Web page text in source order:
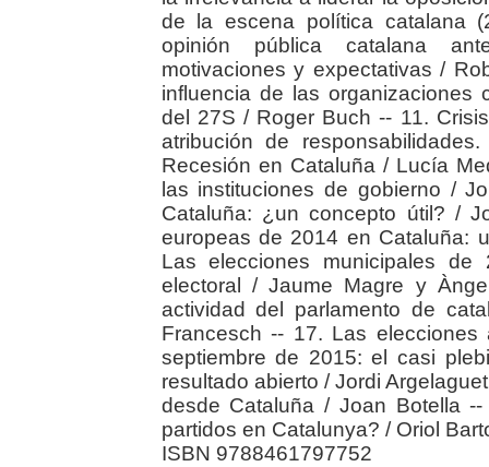
de la escena política catalana
opinión pública catalana
motivaciones y expectativas /
influencia de las organizaciones
del 27S / Roger Buch -- 11.
atribución de
Recesión en Cataluña / Lucía
las instituciones de gobierno /
Cataluña: ¿un concepto útil? /
europeas de 2014 en Cataluña:
Las elecciones municipales
electoral / Jaume Magre y
actividad del parlamento de
Francesch -- 17. Las
septiembre de 2015: el casi
resultado abierto / Jordi
desde Cataluña / Joan Botella
partidos en Catalunya? / Oriol
ISBN 9788461797752